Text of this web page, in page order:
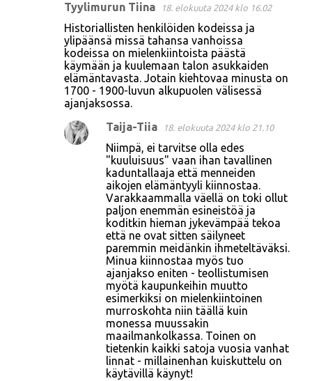
Tyylimurun Tiina 18. elokuuta 2024 klo 16.02
Historiallisten henkilöiden kodeissa ja
ylipäänsä missä tahansa vanhoissa
kodeissa on mielenkiintoista päästä
käymään ja kuulemaan talon asukkaiden
elämäntavasta. Jotain kiehtovaa minusta on
1700 - 1900-luvun alkupuolen välisessä
ajanjaksossa.
Taija-Tiia 18. elokuuta 2024 klo 21.10
Niimpä, ei tarvitse olla edes
"kuuluisuus" vaan ihan tavallinen
kaduntallaaja että menneiden
aikojen elämäntyyli kiinnostaa.
Varakkaammalla väellä on toki ollut
paljon enemmän esineistöä ja
koditkin hieman jykevämpää tekoa
että ne ovat sitten säilyneet
paremmin meidänkin ihmeteltäväksi.
Minua kiinnostaa myös tuo
ajanjakso eniten - teollistumisen
myötä kaupunkeihin muutto
esimerkiksi on mielenkiintoinen
murroskohta niin täällä kuin
monessa muussakin
maailmankolkassa. Toinen on
tietenkin kaikki satoja vuosia vanhat
linnat - millainenhan kuiskuttelu on
käytävillä käynyt!